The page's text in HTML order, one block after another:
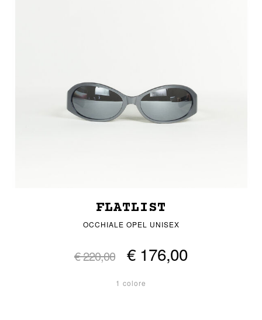
FLATLIST
OCCHIALE OPEL UNISEX
€ 220,00 € 176,00
1 colore